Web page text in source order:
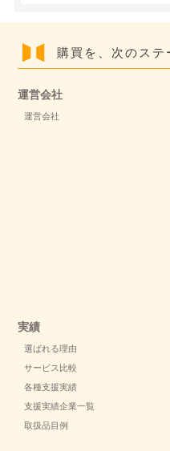
購買を、次のステ
運営会社
運営会社
実績
選ばれる理由
サービス比較
各種支援実績
支援実績企業一覧
取扱品目例